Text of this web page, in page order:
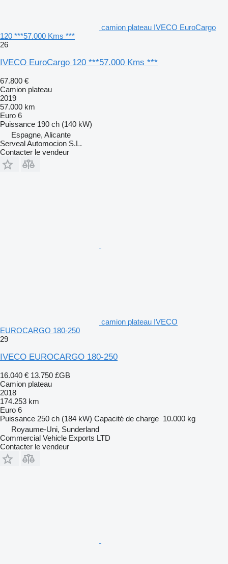
camion plateau IVECO EuroCargo
120 ***57.000 Kms ***
26
IVECO EuroCargo 120 ***57.000 Kms ***
67.800 €
Camion plateau
2019
57.000 km
Euro 6
Puissance 190 ch (140 kW)
Espagne, Alicante
Serveal Automocion S.L.
Contacter le vendeur
camion plateau IVECO
EUROCARGO 180-250
29
IVECO EUROCARGO 180-250
16.040 € 13.750 £GB
Camion plateau
2018
174.253 km
Euro 6
Puissance 250 ch (184 kW) Capacité de charge 10.000 kg
Royaume-Uni, Sunderland
Commercial Vehicle Exports LTD
Contacter le vendeur